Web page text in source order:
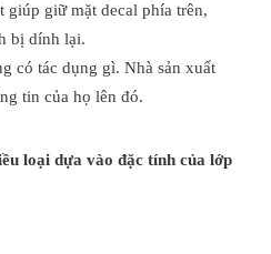
giúp giữ mặt decal phía trên,
bị dính lại.
có tác dụng gì. Nhà sản xuất
tin của họ lên đó.
loại dựa vào đặc tính của lớp